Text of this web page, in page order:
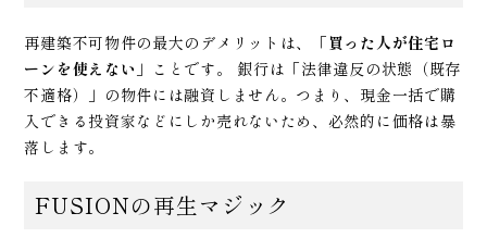
再建築不可物件の最大のデメリットは、
「買った人が住宅ロ
ーンを使えない」 ことです。 銀行は「法律違反の状態（既存
不適格）」の物件には融資しません。つまり、現金一括で購
入できる投資家などにしか売れないため、必然的に価格は暴
落します。
FUSIONの再生マジック